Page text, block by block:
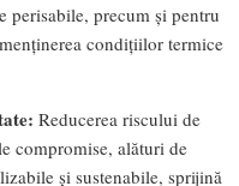
perisabile, precum și pentru
condițiilor termice
Reducerea riscului de
compromise, alături de
și sustenabile, sprijină